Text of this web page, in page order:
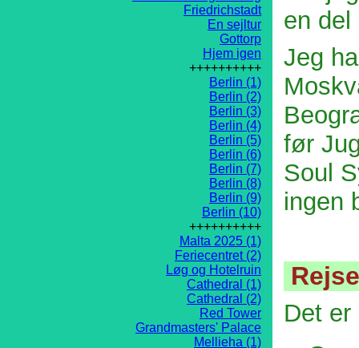
Friedrichstadt
En sejltur
Gottorp
Hjem igen
++++++++++
Berlin (1)
Berlin (2)
Berlin (3)
Berlin (4)
Berlin (5)
Berlin (6)
Berlin (7)
Berlin (8)
Berlin (9)
Berlin (10)
++++++++++
Malta 2025 (1)
Feriecentret (2)
Løg og Hotelruin
Cathedral (1)
Cathedral (2)
Red Tower
Grandmasters' Palace
Mellieha (1)
en del
Jeg
før
Soul
ingen
Det